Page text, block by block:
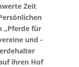
Zeit
„Pferde für
und -
ihren Hof